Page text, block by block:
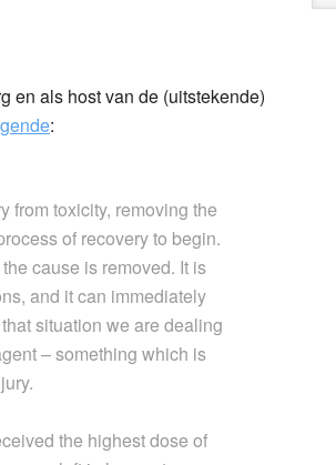
en als host van de (uitstekende)
:
from toxicity, removing the
of recovery to begin.
cause is removed. It is
and it can immediately
situation we are dealing
– something which is
the highest dose of